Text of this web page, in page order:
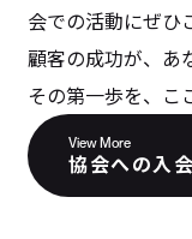
会での活動にぜひ
顧客の成功が、あ
その第一歩を、こ
View More
協会への入